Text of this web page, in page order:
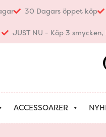
30 Dagars öppet köp
JUST NU - Köp 3
ACCESSOARER